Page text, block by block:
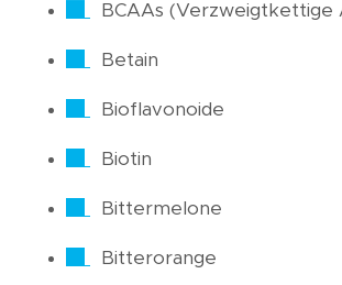
BCAAs (Verzweigtkettige
Betain
Bioflavonoide
Biotin
Bittermelone
Bitterorange